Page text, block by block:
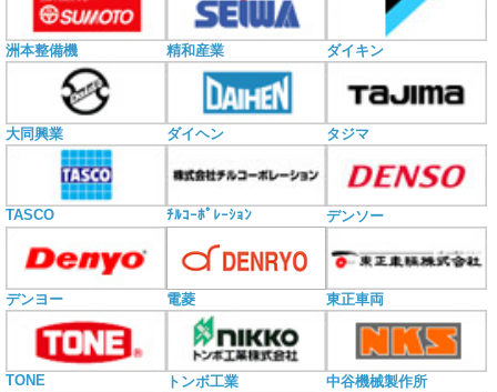
洲本整備機 精和産業 ダイキン
大同興業 ダイヘン タジマ
TASCO ﾁﾙｺｰﾎﾟﾚｰｼｮﾝ デンソー
デンヨー 電菱 東正車両
TONE トンボ工業 中谷機械製作所